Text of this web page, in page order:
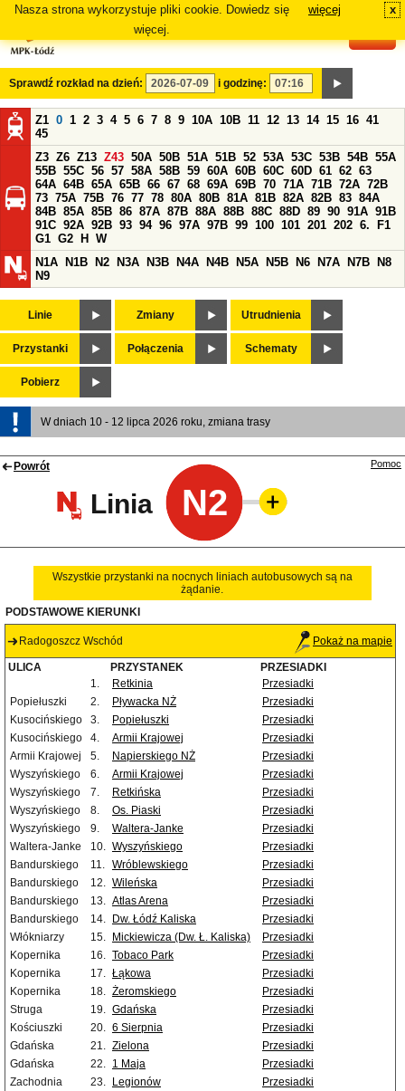
Nasza strona wykorzystuje pliki cookie. Dowiedz się
więcej.
więcej x
Sprawdź rozkład na dzień: i godzinę:
Z1 0 1 2 3 4 5 6 7 8 9 10A 10B 11 12 13 14 15 16 41
45
Z3 Z6 Z13 Z43 50A 50B 51A 51B 52 53A 53C 53B 54B 55A
55B 55C 56 57 58A 58B 59 60A 60B 60C 60D 61 62 63
64A 64B 65A 65B 66 67 68 69A 69B 70 71A 71B 72A 72B
73 75A 75B 76 77 78 80A 80B 81A 81B 82A 82B 83 84A
84B 85A 85B 86 87A 87B 88A 88B 88C 88D 89 90 91A 91B
91C 92A 92B 93 94 96 97A 97B 99 100 101 201 202 6.
F1
G1 G2 H
W
N1A
N1B N2 N3A N3B N4A N4B N5A N5B N6 N7A N7B
N8
N9
Linie Zmiany Utrudnienia
Przystanki Połączenia Schematy
Pobierz
W dniach 10 - 12 lipca 2026 roku, zmiana trasy
Powrót
Linia N2
Pomoc
Wszystkie przystanki na nocnych liniach autobusowych są na
żądanie.
PODSTAWOWE KIERUNKI
Radogoszcz Wschód Pokaż na mapie
ULICA PRZYSTANEK
PRZESIADKI
1.
Retkinia
Przesiadki
Popiełuszki
2. Pływacka NŻ
Przesiadki
Kusocińskiego
3. Popiełuszki
Przesiadki
Kusocińskiego
4. Armii Krajowej
Przesiadki
Armii Krajowej
5. Napierskiego NŻ
Przesiadki
Wyszyńskiego
6. Armii Krajowej
Przesiadki
Wyszyńskiego
7. Retkińska
Przesiadki
Wyszyńskiego
8. Os. Piaski
Przesiadki
Wyszyńskiego
9. Waltera-Janke
Przesiadki
Waltera-Janke
10. Wyszyńskiego
Przesiadki
Bandurskiego
11. Wróblewskiego
Przesiadki
Bandurskiego
12. Wileńska
Przesiadki
Bandurskiego
13. Atlas Arena
Przesiadki
Bandurskiego
14. Dw. Łódź Kaliska
Przesiadki
Włókniarzy
15. Mickiewicza (Dw. Ł. Kaliska)
Przesiadki
Kopernika
16. Tobaco Park
Przesiadki
Kopernika
17. Łąkowa
Przesiadki
Kopernika
18. Żeromskiego
Przesiadki
Struga
19. Gdańska
Przesiadki
Kościuszki
20. 6 Sierpnia
Przesiadki
Gdańska
21. Zielona
Przesiadki
Gdańska
22. 1 Maja
Przesiadki
Zachodnia
23. Legionów
Przesiadki